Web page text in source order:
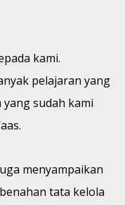
kami.
pelajaran yang
sudah kami
menyampaikan
tata kelola